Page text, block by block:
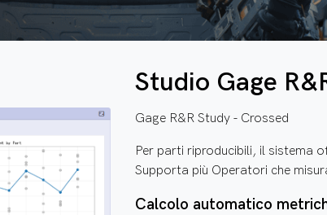
Studio Gage
Gage R&R Study - Crossed
Per parti riproducibili, il sistema
Supporta più Operatori che
Calcolo automatico